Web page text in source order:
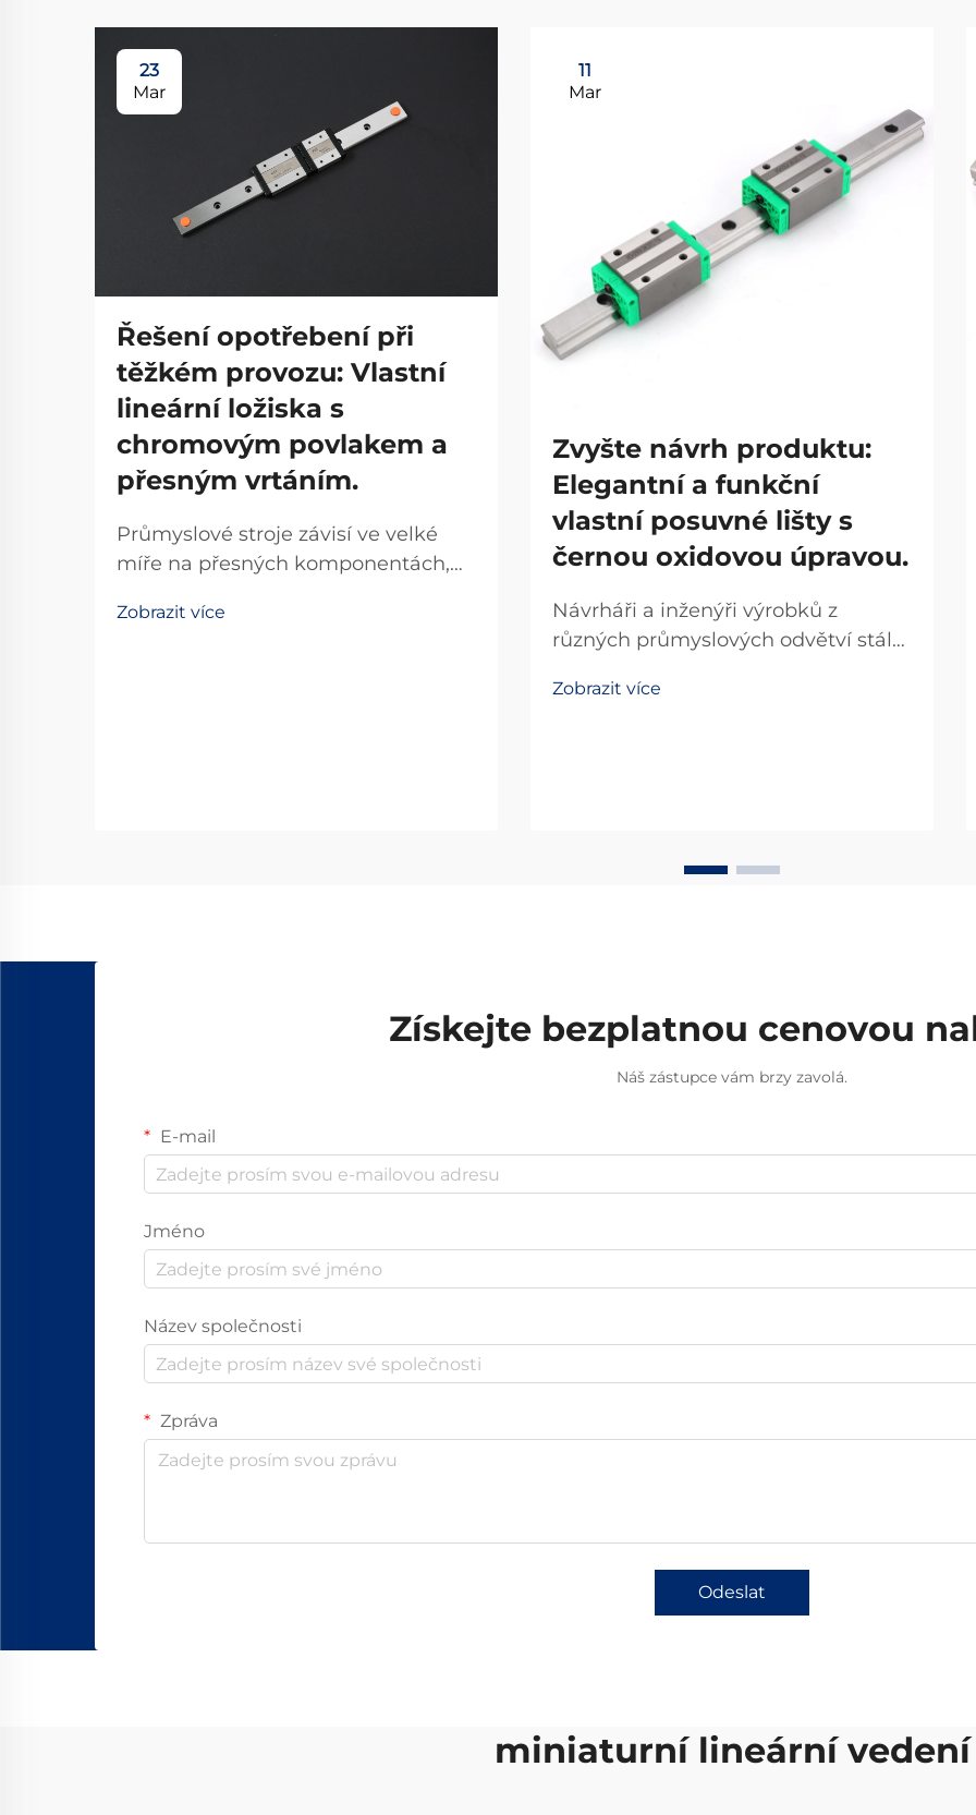
23
Mar
Řešení opotřebení při
těžkém provozu: Vlastní
lineární ložiska s
chromovým povlakem a
přesným vrtáním.
Průmyslové stroje závisí ve velké
míře na přesných komponentách,
minimalizovaly prostoj. Mezi tyto
Zobrazit více
11
Mar
Zvyšte návrh produktu:
Elegantní a funkční
vlastní posuvné lišty s
černou oxidovou úpravou.
Návrháři a inženýři výrobků z
různých průmyslových odvětví stále
vysoce kvalitních posuvných lišt jak
Zobrazit více
Získejte bezplatnou cenovou
Náš zástupce vám brzy zavolá.
E-mail
Jméno
Název společnosti
Zpráva
Odeslat
miniaturní lineární vedení